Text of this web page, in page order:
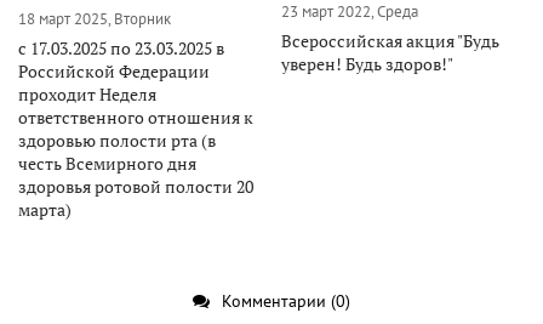
18 март 2025, Вторник
с 17.03.2025 по 23.03.2025 в
Российской Федерации
проходит Неделя
ответственного отношения к
здоровью полости рта (в
честь Всемирного дня
здоровья ротовой полости 20
марта)
23 март 2022, Среда
Всероссийская акция "Будь
уверен! Будь здоров!"
Комментарии (0)